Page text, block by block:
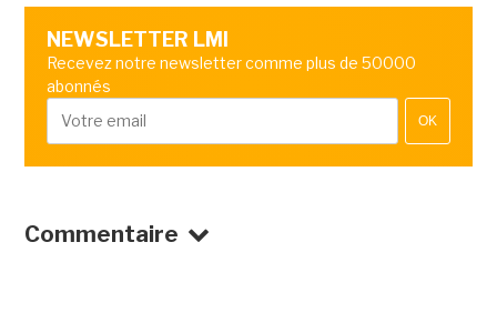
NEWSLETTER LMI
Recevez notre newsletter comme plus de 50000
abonnés
OK
Commentaire